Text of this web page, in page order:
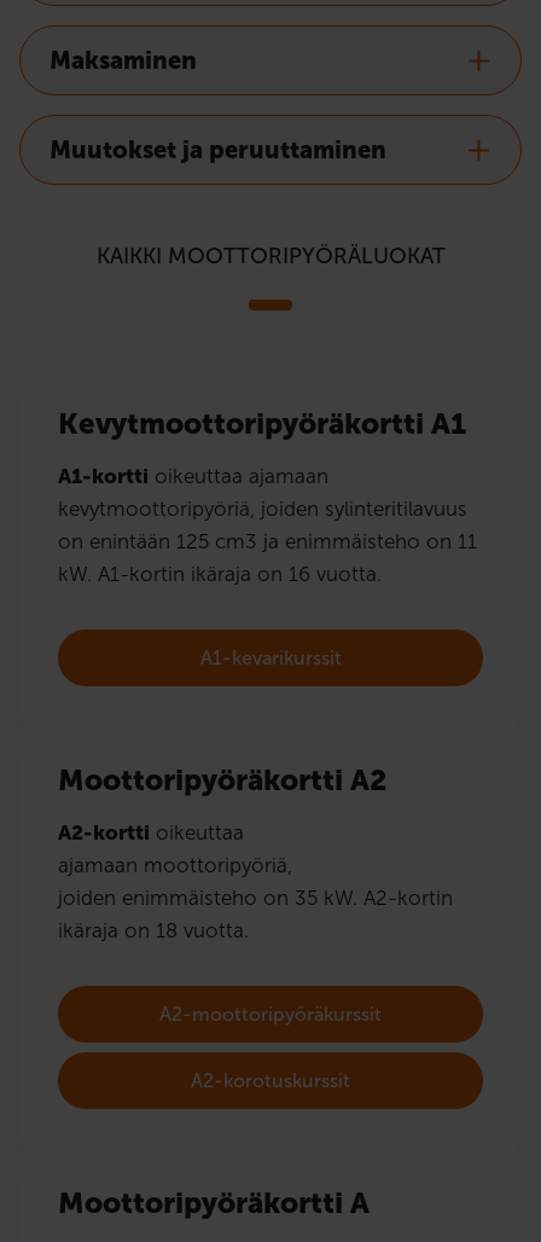
Maksaminen
Muutokset ja peruuttaminen
KAIKKI MOOTTORIPYÖRÄLUOKAT
Kevytmoottoripyöräkortti A1
A1-kortti oikeuttaa ajamaan
kevytmoottoripyöriä, joiden sylinteritilavuus
on enintään 125 cm3 ja enimmäisteho on 11
kW. A1-kortin ikäraja on 16 vuotta.
A1-kevarikurssit
Moottoripyöräkortti A2
A2-kortti oikeuttaa
ajamaan moottoripyöriä,
joiden enimmäisteho on 35 kW. A2-kortin
ikäraja on 18 vuotta.
A2-moottoripyöräkurssit
A2-korotuskurssit
Moottoripyöräkortti A